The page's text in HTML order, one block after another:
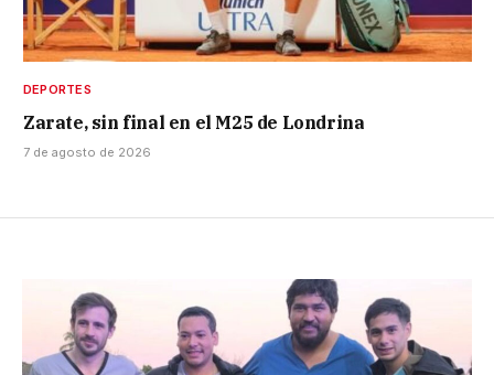
DEPORTES
Zarate, sin final en el M25 de Londrina
7 de agosto de 2026